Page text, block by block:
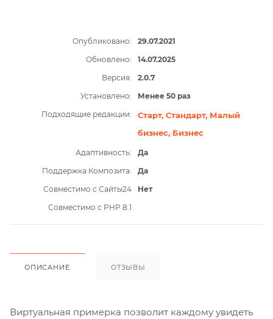
Опубликовано:
29.07.2021
Обновлено:
14.07.2025
Версия:
2.0.7
Установлено:
Менее 50 раз
Подходящие редакции:
Старт, Стандарт, Малый
бизнес, Бизнес
Адаптивность:
Да
Поддержка Композита:
Да
Совместимо с Сайты24
Нет
Совместимо с PHP 8.1
ОПИСАНИЕ ОТЗЫВЫ
Виртуальная примерка позволит каждому увидеть